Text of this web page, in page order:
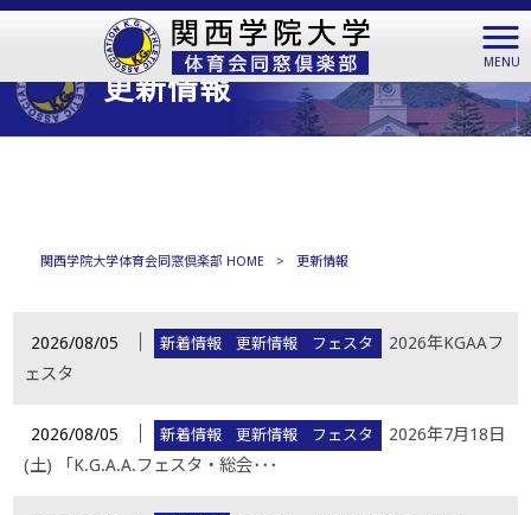
MENU
更新情報
関西学院大学体育会同窓倶楽部 HOME > 更新情報
2026/08/05 新着情報 更新情報 フェスタ
2026年KGAAフ
ェスタ
2026/08/05 新着情報 更新情報 フェスタ
2026年7月18日
(土) 「K.G.A.A.フェスタ・総会･･･